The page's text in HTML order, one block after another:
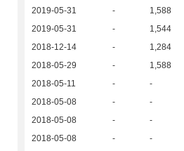
2019-05-31 - 1,588
2019-05-31
- 1,544
2018-12-14
- 1,284
2018-05-29
- 1,588
2018-05-11
- -
2018-05-08
- -
2018-05-08
- -
2018-05-08
- -